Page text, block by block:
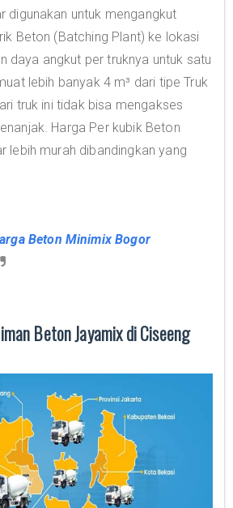
digunakan untuk mengangkut
Beton (Batching Plant) ke lokasi
daya angkut per truknya untuk satu
lebih banyak 4 m³ dari tipe Truk
truk ini tidak bisa mengakses
Harga Per kubik Beton
lebih murah dibandingkan yang
Beton Minimix Bogor
Beton Jayamix di Ciseeng